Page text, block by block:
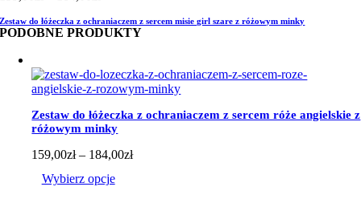
od
159,00zł
184,00zł
Zestaw do łóżeczka z ochraniaczem z sercem misie girl szare z różowym minky
PODOBNE PRODUKTY
Zestaw do łóżeczka z ochraniaczem z sercem róże angielskie z
różowym minky
159,00zł – 184,00złZakres
Wybierz opcje